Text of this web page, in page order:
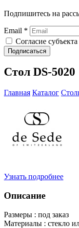
Подпишитесь на
Email *
Согласие субъекта
Подписаться
Стол DS-5020
Главная Каталог
Узнать подробнее
Описание
Размеры : под заказ
Материалы : стекло